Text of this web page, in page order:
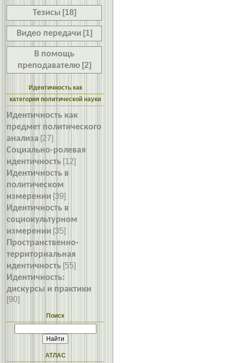
Тезисы [18]
Видео передачи [1]
В помощь
преподавателю [2]
Идентичность как
категория политической науки
Идентичность как
предмет политического
анализа [27]
Социально-ролевая
идентичность [12]
Идентичность в
политическом
измерении [39]
Идентичность в
социокультурном
измерении [35]
Пространственно-
территориальная
идентичность [55]
Идентичность:
дискурсы и практики
[90]
Поиск
АТЛАС